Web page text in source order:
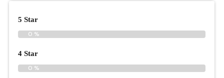
5 Star
0 %
4 Star
0 %